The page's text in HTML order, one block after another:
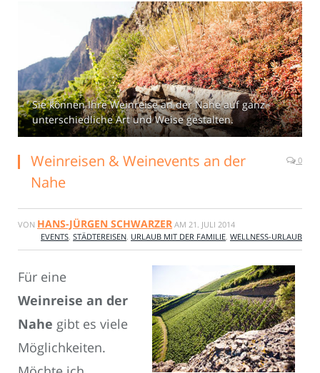
Sie können Ihre Weinreise an der Nahe auf ganz
unterschiedliche Art und Weise gestalten.
Weinreisen & Weinevents an der
Nahe
0
VON HANS-JÜRGEN SCHWARZER AM 21. JULI 2014
EVENTS, STÄDTEREISEN, URLAUB MIT DER FAMILIE, WELLNESS-URLAUB
Für eine
Weinreise an der
Nahe gibt es viele
Möglichkeiten.